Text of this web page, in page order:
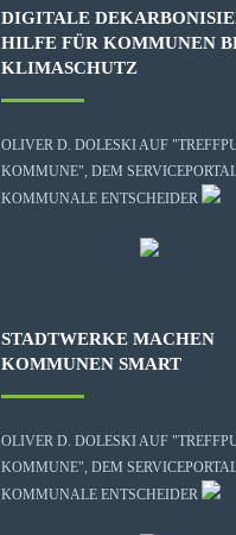
DIGITALE
HILFE FÜR KOMMUNEN
KLIMASCHUTZ
OLIVER D. DOLESKI AUF
KOMMUNE", DEM
KOMMUNALE ENTSCHEIDER
STADTWERKE MACHEN
KOMMUNEN SMART
OLIVER D. DOLESKI AUF
KOMMUNE", DEM
KOMMUNALE ENTSCHEIDER